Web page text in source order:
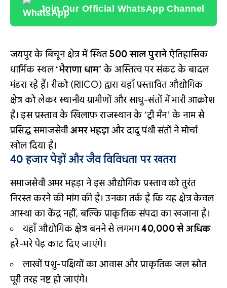
Join Our Official WhatsApp Channel
जयपुर के बिचून क्षेत्र में स्थित500 साल पुरानेऐतिहासिक
धार्मिक स्थल‘भैराणा धाम’ के अस्तित्व पर संकट के बादल
मंडरा रहे हैं। रीको (RIICO) द्वारा यहाँ प्रस्तावित औद्योगिक
क्षेत्र को लेकर स्थानीय ग्रामीणों और साधु-संतों में भारी आक्रोश
है। इस प्रस्ताव के खिलाफ राजस्थान के ‘ट्री मैन’ के नाम से
प्रसिद्ध समाजसेवीअमर भहड़ाऔर दादू पंथी संतों ने मोर्चा
खोल दिया है।
40 हजार पेड़ों और जैव विविधता पर खतरा
समाजसेवी अमर भहड़ा ने इस औद्योगिक प्रस्ताव को तुरंत
निरस्त करने की मांग की है। उनका तर्क है कि यह क्षेत्र केवल
आस्था का केंद्र नहीं, बल्कि प्राकृतिक संपदा का खजाना है।
यहाँ औद्योगिक क्षेत्र बनने से लगभग40,000 से अधिक
हरे-भरे पेड़ काट दिए जाएंगे।
लाखों पशु-पक्षियों का आवास और प्राकृतिक जल स्रोत
पूरी तरह नष्ट हो जाएंगे।